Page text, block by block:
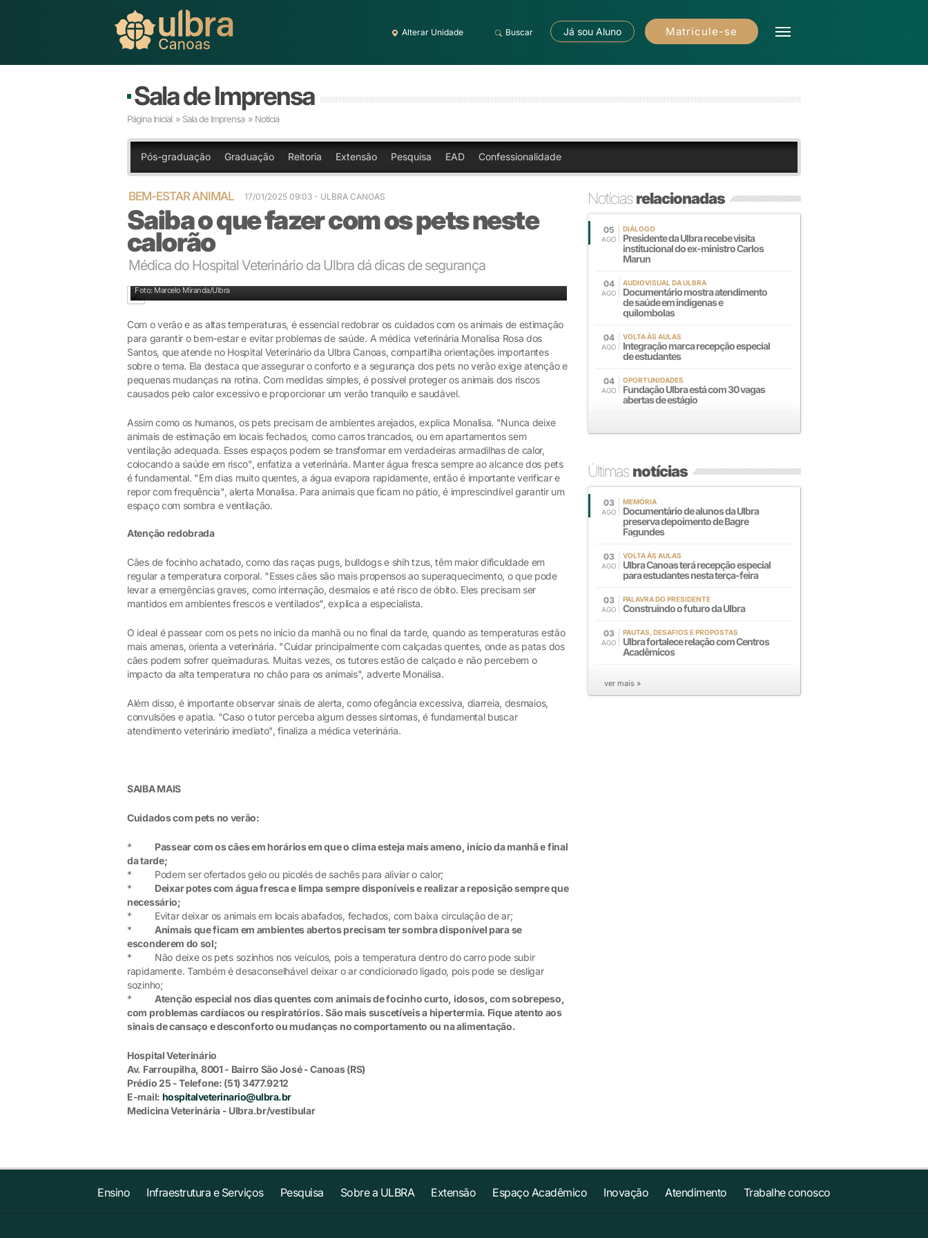
Alterar Unidade Buscar Já sou Aluno Matricule-se
Sala de Imprensa
Página Inicial » Sala de Imprensa » Notícia
Pós-graduação Graduação Reitoria Extensão Pesquisa EAD Confessionalidade
BEM-ESTAR ANIMAL 17/01/2025 09:03 - ULBRA CANOAS
Saiba o que fazer com os pets neste
calorão
Médica do Hospital Veterinário da Ulbra dá dicas de segurança
Foto: Marcelo Miranda/Ulbra
Com o verão e as altas temperaturas, é essencial redobrar os cuidados com os animais de estimação
para garantir o bem-estar e evitar problemas de saúde. A médica veterinária Monalisa Rosa dos
Santos, que atende no Hospital Veterinário da Ulbra Canoas, compartilha orientações importantes
sobre o tema. Ela destaca que assegurar o conforto e a segurança dos pets no verão exige atenção e
pequenas mudanças na rotina. Com medidas simples, é possível proteger os animais dos riscos
causados pelo calor excessivo e proporcionar um verão tranquilo e saudável.
Assim como os humanos, os pets precisam de ambientes arejados, explica Monalisa. "Nunca deixe
animais de estimação em locais fechados, como carros trancados, ou em apartamentos sem
ventilação adequada. Esses espaços podem se transformar em verdadeiras armadilhas de calor,
colocando a saúde em risco", enfatiza a veterinária. Manter água fresca sempre ao alcance dos pets
é fundamental. "Em dias muito quentes, a água evapora rapidamente, então é importante verificar e
repor com frequência", alerta Monalisa. Para animais que ficam no pátio, é imprescindível garantir um
espaço com sombra e ventilação.
Atenção redobrada
Cães de focinho achatado, como das raças pugs, bulldogs e shih tzus, têm maior dificuldade em
regular a temperatura corporal. "Esses cães são mais propensos ao superaquecimento, o que pode
levar a emergências graves, como internação, desmaios e até risco de óbito. Eles precisam ser
mantidos em ambientes frescos e ventilados", explica a especialista.
O ideal é passear com os pets no início da manhã ou no final da tarde, quando as temperaturas estão
mais amenas, orienta a veterinária. "Cuidar principalmente com calçadas quentes, onde as patas dos
cães podem sofrer queimaduras. Muitas vezes, os tutores estão de calçado e não percebem o
impacto da alta temperatura no chão para os animais", adverte Monalisa.
Além disso, é importante observar sinais de alerta, como ofegância excessiva, diarreia, desmaios,
convulsões e apatia. "Caso o tutor perceba algum desses sintomas, é fundamental buscar
atendimento veterinário imediato", finaliza a médica veterinária.
SAIBA MAIS
Cuidados com pets no verão:
* Passear com os cães em horários em que o clima esteja mais ameno, início da manhã e final
da tarde;
* Podem ser ofertados gelo ou picolés de sachês para aliviar o calor;
* Deixar potes com água fresca e limpa sempre disponíveis e realizar a reposição sempre que
necessário;
* Evitar deixar os animais em locais abafados, fechados, com baixa circulação de ar;
* Animais que ficam em ambientes abertos precisam ter sombra disponível para se
esconderem do sol;
* Não deixe os pets sozinhos nos veículos, pois a temperatura dentro do carro pode subir
rapidamente. Também é desaconselhável deixar o ar condicionado ligado, pois pode se desligar
sozinho;
* Atenção especial nos dias quentes com animais de focinho curto, idosos, com sobrepeso,
com problemas cardíacos ou respiratórios. São mais suscetíveis a hipertermia. Fique atento aos
sinais de cansaço e desconforto ou mudanças no comportamento ou na alimentação.
Hospital Veterinário
Av. Farroupilha, 8001 - Bairro São José - Canoas (RS)
Prédio 25 - Telefone: (51) 3477.9212
E-mail: hospitalveterinario@ulbra.br
Medicina Veterinária - Ulbra.br/vestibular
Notíciasrelacionadas
05
AGO
DIÁLOGO
Presidente da Ulbra recebe visita
institucional do ex-ministro Carlos
Marun
04
AGO
AUDIOVISUAL DA ULBRA
Documentário mostra atendimento
de saúde em indígenas e
quilombolas
04
AGO
VOLTA ÀS AULAS
Integração marca recepção especial
de estudantes
04
AGO
OPORTUNIDADES
Fundação Ulbra está com 30 vagas
abertas de estágio
Últimasnotícias
03
AGO
MEMÓRIA
Documentário de alunos da Ulbra
preserva depoimento de Bagre
Fagundes
03
AGO
VOLTA ÀS AULAS
Ulbra Canoas terá recepção especial
para estudantes nesta terça-feira
03
AGO
PALAVRA DO PRESIDENTE
Construindo o futuro da Ulbra
03
AGO
PAUTAS, DESAFIOS E PROPOSTAS
Ulbra fortalece relação com Centros
Acadêmicos
ver mais »
Ensino Infraestrutura e Serviços Pesquisa Sobre a ULBRA Extensão Espaço Acadêmico Inovação Atendimento Trabalhe conosco